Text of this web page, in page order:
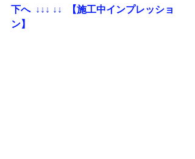
下へ ↓↓↓ ↓↓
【施工中インプレッショ
ン】